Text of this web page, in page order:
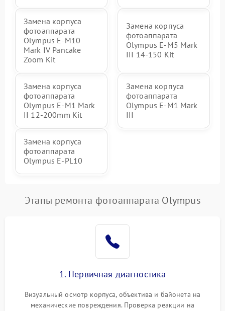
Замена корпуса
фотоаппарата
Olympus E-M10
Mark IV Pancake
Zoom Kit
Замена корпуса
фотоаппарата
Olympus E‑M5 Mark
III 14-150 Kit
Замена корпуса
фотоаппарата
Olympus E‑M1 Mark
II 12-200mm Kit
Замена корпуса
фотоаппарата
Olympus E‑M1 Mark
III
Замена корпуса
фотоаппарата
Olympus E‑PL10
Этапы ремонта фотоаппарата Olympus
1. Первичная диагностика
Визуальный осмотр корпуса, объектива и байонета на
механические повреждения. Проверка реакции на